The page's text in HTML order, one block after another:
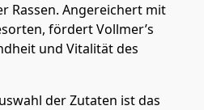
Rassen. Angereichert mit
fördert Vollmer’s
und Vitalität des
der Zutaten ist das